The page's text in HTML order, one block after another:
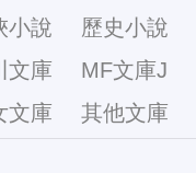
小說
歷史小說
文庫 MF文庫J
文庫
其他文庫